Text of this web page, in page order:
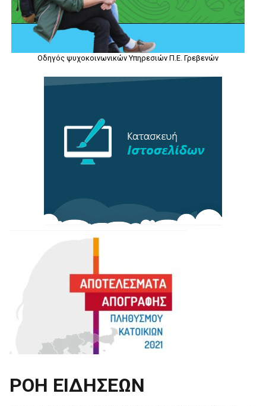
Οδηγός ψυχοκοινωνικών Υπηρεσιών Π.Ε. Γρεβενών
ΡΟΗ ΕΙΔΗΣΕΩΝ